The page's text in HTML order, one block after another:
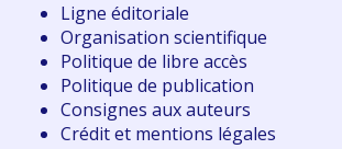
Ligne éditoriale
Organisation scientifique
Politique de libre accès
Politique de publication
Consignes aux auteurs
Crédit et mentions légales